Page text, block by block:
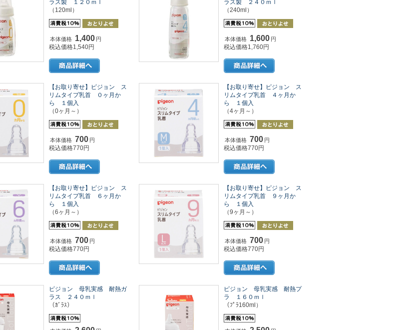
ラス製 １２０ｍｌ
（120ml）
本体価格 1,400 円
税込価格1,540円
ラス製 ２４０ｍｌ
（240ml）
本体価格 1,600 円
税込価格1,760円
【お取り寄せ】ピジョン ス
リムタイプ乳首 ０ヶ月か
ら １個入
（0ヶ月～）
本体価格 700 円
税込価格770円
【お取り寄せ】ピジョン ス
リムタイプ乳首 ４ヶ月か
ら １個入
（4ヶ月～）
本体価格 700 円
税込価格770円
【お取り寄せ】ピジョン ス
リムタイプ乳首 ６ヶ月か
ら １個入
（6ヶ月～）
本体価格 700 円
税込価格770円
【お取り寄せ】ピジョン ス
リムタイプ乳首 ９ヶ月か
ら １個入
（9ヶ月～）
本体価格 700 円
税込価格770円
ピジョン 母乳実感 耐熱ガ
ラス ２４０ｍｌ
（ｶﾞﾗｽ）
ピジョン 母乳実感 耐熱プ
ラ １６０ｍｌ
（ﾌﾟﾗ160ml）